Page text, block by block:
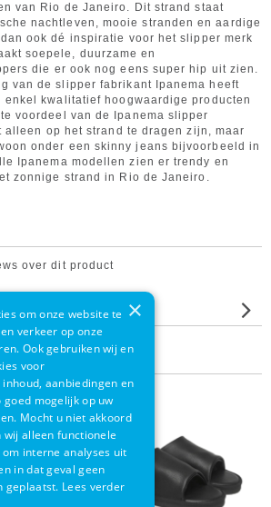
van Rio de Janeiro. Dit strand staat
nachtleven, mooie stranden en aardige
ook dé inspiratie voor het slipper merk
soepele, duurzame en
die er ook nog eens super hip uit zien.
van de slipper fabrikant Ipanema heeft
kwalitatief hoogwaardige producten
voordeel van de Ipanema slipper
op het strand te dragen zijn, maar
onder een skinny jeans bijvoorbeeld in
Ipanema modellen zien er trendy en
zonnige strand in Rio de Janeiro.
over dit product
bekeken ook
×
om onze website te
verkeer op onze
Ook gebruiken wij en
voor
aanbiedingen en
mogelijk op uw
Mocht u niet akkoord
wij alleen functionele
interne analyses uit
in dat geval geen
geplaatst. Lees verder